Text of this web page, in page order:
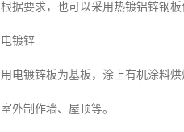
根据要求，也可以采用热镀铝锌钢
电镀锌
用电镀锌板为基板，涂上有机涂料
室外制作墙、屋顶等。